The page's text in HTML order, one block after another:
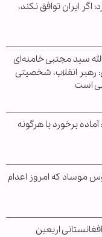
اگر ایران توافق نکند،
سید مجتبی خامنه‌ای
انقلاب، شخصیتی
است
برخورد با هرگونه
موساد که امروز اعدام
اربعین